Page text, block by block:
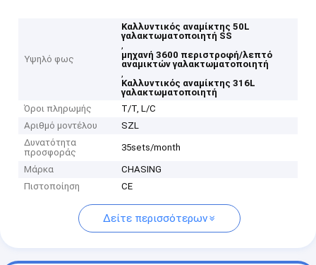
Υψηλό φως
Καλλυντικός αναμίκτης 50L
γαλακτωματοποιητή SS
,
μηχανή 3600 περιστροφή/λεπτό
αναμικτών γαλακτωματοποιητή
,
Καλλυντικός αναμίκτης 316L
γαλακτωματοποιητή
Όροι πληρωμής
T/T, L/C
Αριθμό μοντέλου
SZL
Δυνατότητα
προσφοράς
35sets/month
Μάρκα
CHASING
Πιστοποίηση
CE
Δείτε περισσότερων